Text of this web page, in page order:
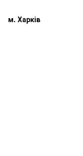
м. Харків